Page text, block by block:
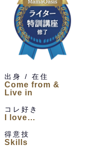
出身 / 在住
Come from &
Live in
コレ好き
I love…
得意技
Skills